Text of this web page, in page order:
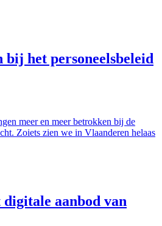
het personeelsbeleid
meer en meer betrokken bij de
Zoiets zien we in Vlaanderen helaas
aanbod van